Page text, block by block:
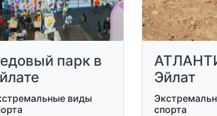
парк в
виды
Эйлат
спорта